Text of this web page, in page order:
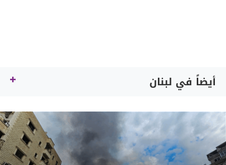
أيضاً في لبنان